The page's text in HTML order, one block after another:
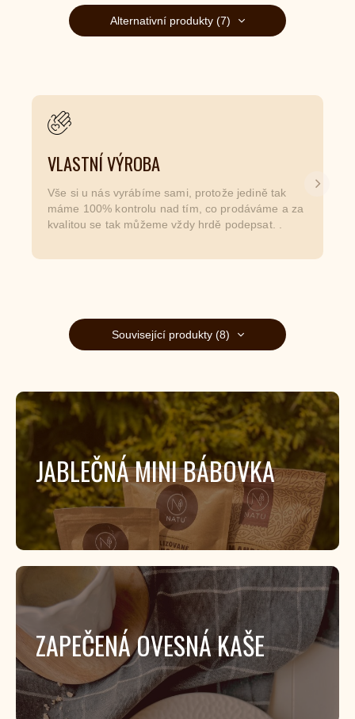
Alternativní produkty (7)
VLASTNÍ VÝROBA
Vše si u nás vyrábíme sami, protože jedině tak
máme 100% kontrolu nad tím, co prodáváme a za
kvalitou se tak můžeme vždy hrdě podepsat. .
Další
Související produkty (8)
JABLEČNÁ MINI BÁBOVKA
ZAPEČENÁ OVESNÁ KAŠE